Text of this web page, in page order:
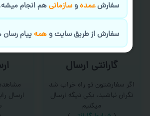
گارانتی ارسال
اگر سفارشتون تو راه خراب شد
نگران نباشید، یکی دیگه ارسال
میکنیم
ارسال
سفارشعمدهوسازمانیهم انجام
سفارش از طریق سایت وهمهپیام رسان